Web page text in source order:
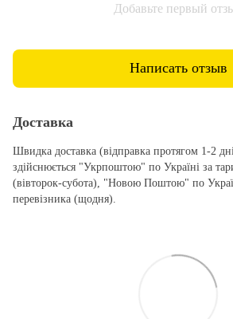
Добавьте первый
Написать отзыв
Доставка
Швидка доставка (відправка протягом 1-2
здійснюється "Укрпоштою" по Україні за
(вівторок-субота), "Новою Поштою" по
перевізника (щодня).